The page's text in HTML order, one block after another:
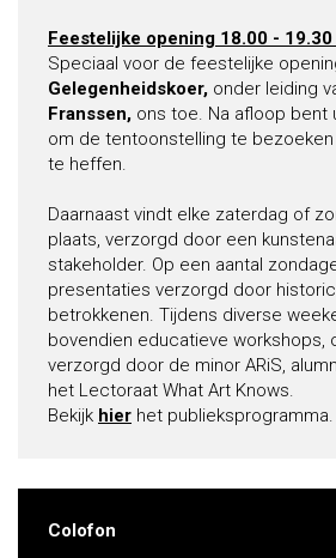
Feestelijke opening 18.00 -
Speciaal voor de feestelijke
Gelegenheidskoer, onder leiding
Franssen, ons toe. Na afloop bent
om de tentoonstelling te
te heffen.
Daarnaast vindt elke zaterdag of
plaats, verzorgd door een
stakeholder. Op een aantal
presentaties verzorgd door
betrokkenen. Tijdens diverse
bovendien educatieve workshops,
verzorgd door de minor ARiS,
het Lectoraat What Art Knows.
Bekijk hier het publieksprogramma.
Colofon